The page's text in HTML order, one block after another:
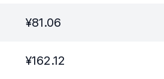
¥81.06
¥162.12